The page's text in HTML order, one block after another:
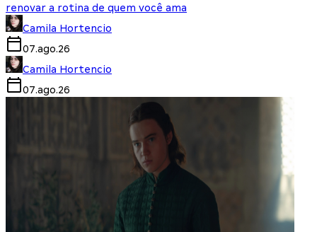
renovar a rotina de quem você ama
Camila Hortencio
07.ago.26
Camila Hortencio
07.ago.26